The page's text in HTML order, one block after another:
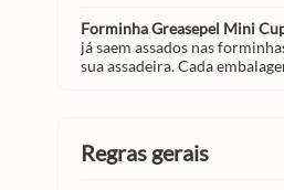
Forminha Greasepel Mini
já saem assados nas
sua assadeira. Cada
regras gerais